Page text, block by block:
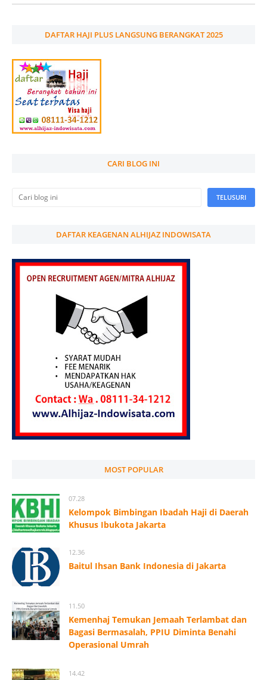
DAFTAR HAJI PLUS LANGSUNG BERANGKAT 2025
CARI BLOG INI
DAFTAR KEAGENAN ALHIJAZ INDOWISATA
MOST POPULAR
07.28
Kelompok Bimbingan Ibadah Haji di Daerah
Khusus Ibukota Jakarta
12.36
Baitul Ihsan Bank Indonesia di Jakarta
11.50
Kemenhaj Temukan Jemaah Terlambat dan
Bagasi Bermasalah, PPIU Diminta Benahi
Operasional Umrah
14.42